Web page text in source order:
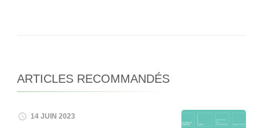
ARTICLES RECOMMANDÉS
14 JUIN 2023